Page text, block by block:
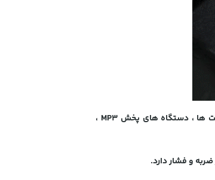
پشتیبانی میکند که امکان شارژ فوق سریع برای گوشی های هوشمند ، تبلت ها ، دستگاه های پخش MP3 ،